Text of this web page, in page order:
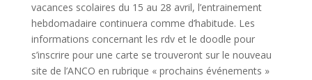
vacances scolaires du 15 au 28 avril, l’entrainement
hebdomadaire continuera comme d’habitude. Les
informations concernant les rdv et le doodle pour
s’inscrire pour une carte se trouveront sur le nouveau
site de l’ANCO en rubrique « prochains événements »